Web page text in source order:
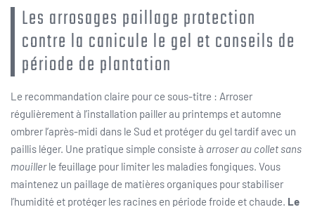
Les arrosages paillage protection
contre la canicule le gel et conseils de
période de plantation
Le recommandation claire pour ce sous-titre : Arroser
régulièrement à l’installation pailler au printemps et automne
ombrer l’après-midi dans le Sud et protéger du gel tardif avec un
paillis léger. Une pratique simple consiste à arroser au collet sans
mouillerle feuillage pour limiter les maladies fongiques. Vous
maintenez un paillage de matières organiques pour stabiliser
l’humidité et protéger les racines en période froide et chaude. Le